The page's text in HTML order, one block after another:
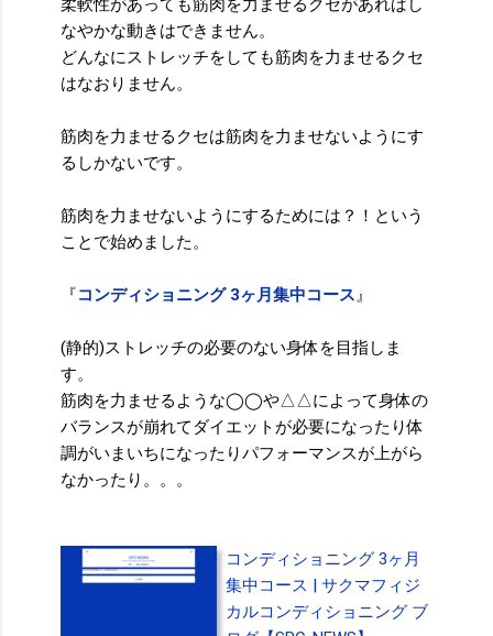
柔軟性があっても筋肉を力ませるクセがあればし
なやかな動きはできません。
どんなにストレッチをしても筋肉を力ませるクセ
はなおりません。
筋肉を力ませるクセは筋肉を力ませないようにす
るしかないです。
筋肉を力ませないようにするためには？！という
ことで始めました。
『コンディショニング 3ヶ月集中コース』
(静的)ストレッチの必要のない身体を目指しま
す。
筋肉を力ませるような◯◯や△△によって身体の
バランスが崩れてダイエットが必要になったり体
調がいまいちになったりパフォーマンスが上がら
なかったり。。。
コンディショニング 3ヶ月
集中コース | サクマフィジ
カルコンディショニング ブ